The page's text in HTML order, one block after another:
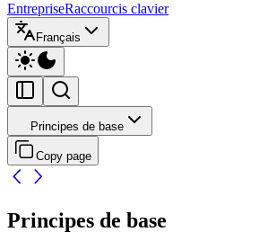
EntrepriseRaccourcis clavier
Français
Principes de base
Copy page
Principes de base